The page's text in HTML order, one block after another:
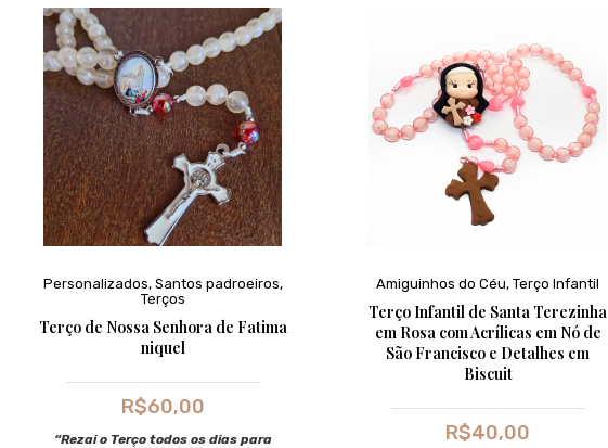
Personalizados, Santos padroeiros,
Terços
Terço de Nossa Senhora de Fatima
niquel
R$60,00
“Rezai o Terço todos os dias para
Amiguinhos do Céu, Terço Infantil
Terço Infantil de Santa Terezinha
em Rosa com Acrílicas em Nó de
São Francisco e Detalhes em
Biscuit
R$40,00